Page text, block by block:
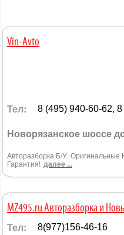
Vin-Avto
Тел: 8 (495) 940-60-62,
Новорязанское шоссе
Авторазборка Б/У. Оригинальные
Гарантия! далее ...
MZ495.ru Авторазборка и
Тел: 8(977)156-46-16